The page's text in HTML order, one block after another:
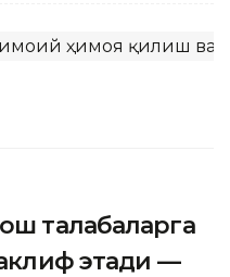
ҳимоя қилиш
талабаларга
этади —